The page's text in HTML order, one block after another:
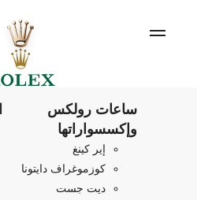
ساعات رولكس
وإكسسواراتها
إير كينغ
كوزموغراف دايتونا
ديت جست